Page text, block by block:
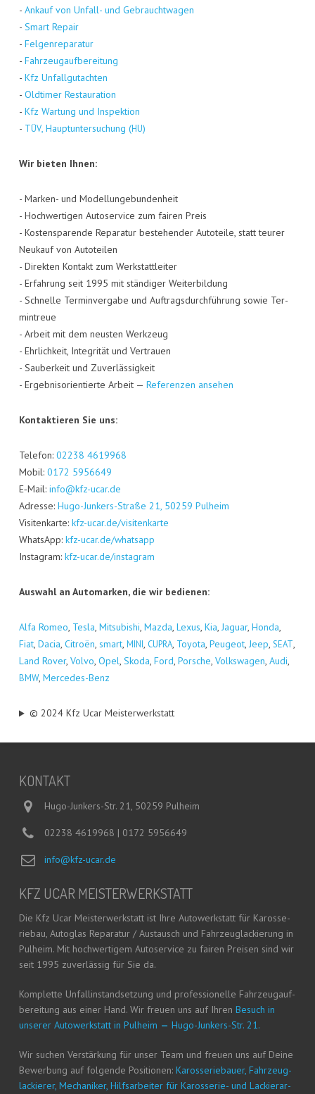
- Ankauf von Unfall- und Gebraucht­wa­gen
- Smart Repair
- Fel­gen­re­pa­ra­tur
- Fahr­zeug­auf­be­rei­tung
- Kfz Unfall­gut­ach­ten
- Old­ti­mer Restau­ra­ti­on
- Kfz War­tung und Inspek­ti­on
- TÜV, Haupt­un­ter­su­chung (HU)
Wir bie­ten Ihnen:
- Mar­ken- und Model­lun­ge­bun­den­heit
- Hoch­wer­ti­gen Auto­ser­vice zum fai­ren Preis
- Kos­ten­spa­ren­de Repa­ra­tur bestehen­der Auto­tei­le, statt teu­rer
Neu­kauf von Auto­tei­len
- Direk­ten Kon­takt zum Werk­statt­lei­ter
- Erfah­rung seit 1995 mit stän­di­ger Wei­ter­bil­dung
- Schnel­le Ter­min­ver­ga­be und Auf­trags­durch­füh­rung sowie Ter­
min­treue
- Arbeit mit dem neus­ten Werk­zeug
- Ehr­lich­keit, Inte­gri­tät und Ver­trau­en
- Sau­ber­keit und Zuver­läs­sig­keit
- Ergeb­nis­ori­en­tier­te Arbeit — Refe­ren­zen ansehen
Kon­tak­tie­ren Sie uns:
Tele­fon: 02238 4619968
Mobil: 0172 5956649
E‑Mail: info@kfz-ucar.de
Adres­se: Hugo-Jun­kers-Stra­ße 21, 50259 Pul­heim
Visi­ten­kar­te: kfz-ucar.de/visitenkarte
Whats­App: kfz-ucar.de/whatsapp
Insta­gram: kfz-ucar.de/instagram
Aus­wahl an Auto­mar­ken, die wir bedienen:
Alfa Romeo, Tes­la, Mitsu­bi­shi, Maz­da, Lexus, Kia, Jagu­ar, Hon­da,
Fiat, Dacia, Citro­ën, smart, MINI, CUPRA, Toyo­ta, Peu­geot, Jeep, SEAT,
Land Rover, Vol­vo, Opel, Sko­da, Ford, Por­sche, Volks­wa­gen, Audi,
BMW, Mer­ce­des-Benz
© 2024 Kfz Ucar Meisterwerkstatt
KON­TAKT
Hugo-Junkers-Str. 21, 50259 Pulheim
02238 4619968 | 0172 5956649
info@kfz-ucar.de
KFZ UCAR MEISTERWERKSTATT
Die Kfz Ucar Meis­ter­werk­statt ist Ihre Auto­werk­statt für Karos­se­
rie­bau, Auto­glas Repa­ra­tur / Aus­tausch und Fahr­zeug­la­ckie­rung in
Pul­heim. Mit hoch­wer­ti­gem Auto­ser­vice zu fai­ren Prei­sen sind wir
seit 1995 zuver­läs­sig für Sie da.
Kom­plet­te Unfall­in­stand­set­zung und pro­fes­sio­nel­le Fahr­zeug­auf­
be­rei­tung aus einer Hand. Wir freu­en uns auf Ihren Besuch in
unse­rer Auto­werk­statt in Pul­heim — Hugo-Jun­kers-Str. 21.
Wir suchen Ver­stär­kung für unser Team und freu­en uns auf Dei­ne
Bewer­bung auf fol­gen­de Posi­tio­nen: Karos­se­rie­bau­er, Fahr­zeug­
la­ckie­rer, Mecha­ni­ker, Hilfs­ar­bei­ter für Karos­se­rie- und Lackier­ar­